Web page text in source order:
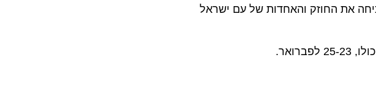
את החוזק והאחדות של עם ישראל